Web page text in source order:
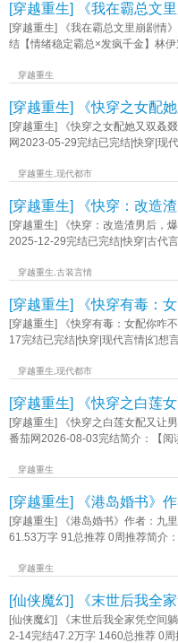
最原始的吃法 直到某一次，
滑多汁的鸡肉和菏叶的清香，
有个人类超级会做饭，做出来的食
结束后就往私房菜馆跑 狐族妖
馆 去秦羡私房菜馆之前：让本
狐族稚狐自甘堕落 去秦羡私房
去，不然哪有那个时间修炼
新菜，这颗小芽就会长大一些
的长的越好，秦羡的功力就越
根？！ 后来，云山宗众人突然
长出了新的灵根，功力直逼
羡：曾经我为云山宗出生入死，却
回云山宗，得看我的锅铲答不答应
角视角秦羡凌樾其它：美食一句
都要勇敢活下去《别拿饭灵根不当
底消失。林杳本以为，自己只能在
直到某天，系统警报响彻副本：【
授予隐藏称号——怪诞拆迁办主任
[穿越重生] 《我在霸总文
[穿越重生] 《我在霸总文里崩剧情
结【情绪稳定霸总×发疯千金】林
她就当抽中豪门千金体验卡了。
《百亿总裁的替身情人》剧情崩坏
主，《季总，不要再虐了》剧情崩
界里缝缝补补，但剧情却越补越离
女强，不黑原女主，1V1）《我在
穿越重生
[穿越重生] 《快穿之女配她又双叒
网2023-05-29完结已完结|快穿|现
过是个小小花妖，哪儿来这么大
他是财大气粗的制片人。她是星际
个人，我罩了"……怎么哪儿哪儿都
嘛……《快穿之女配她又双叒叕逆
穿越重生,现代都市
[穿越重生] 《快穿：改造渣男后，
2025-12-29完结已完结|快穿|古代
不孕隐疾男2.炮灰暴虐王爷3不负
穿越重生,古装言情
[穿越重生] 《快穿有毒：女配你咋
17完结已完结|快穿|现代言情|幻想
主，编号9527。】若岚岚：“我若
香！男主女主：若岚岚你咋不上
《快穿有毒：女配你咋不上天》作
穿越重生,现代都市
[穿越重生] 《快穿之白莲女配又让
番茄网2026-08-03完结简介：【阅
剧情。系统哭唧唧说之前宿主都
里原主被玩得团团转。少虞来了，
他面哭？少虞转头消失两个月。再
了，你别不要我。”世界二：边疆糙
边：“夫人你理理我行不行？”世
城，却在她面前缓缓跪下：“这江
丈夫他是薄情寡恩的联姻丈夫，新
他红着眼把她堵在墙角：“傅太太
穿越重生
[穿越重生] 《港岛婚书》
[穿越重生] 《港岛婚书》作者：九
61.53万字 91总推荐 0周推荐简
私生女简之。 京北连日雨天，
照单全收宠溺有加 “贺先生，这
人敢争抢。 “贺先生，床垫太硬
陪你去挑喜欢的，晚上再试试。”
穿越重生
[仙侠魔幻] 《末世后我全家凭空间
2-14完结47.2万字 1460总推荐 0